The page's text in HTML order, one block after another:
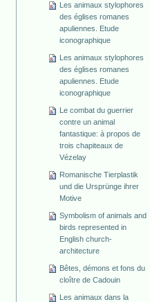
Les animaux stylophores
des églises romanes
apuliennes. Etude
iconographique
Les animaux stylophores
des églises romanes
apuliennes. Etude
iconographique
Le combat du guerrier
contre un animal
fantastique: à propos de
trois chapiteaux de
Vézelay
Romanische Tierplastik
und die Ursprünge ihrer
Motive
Symbolism of animals and
birds represented in
English church-
architecture
Bêtes, démons et fons du
cloître de Cadouin
Les animaux dans la